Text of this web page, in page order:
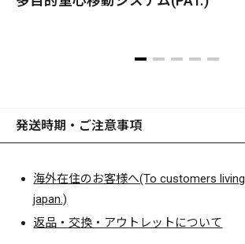
発送時期・ご注意事項
海外在住のお客様へ(To customers
japan.)
返品・交換・アウトレットについて